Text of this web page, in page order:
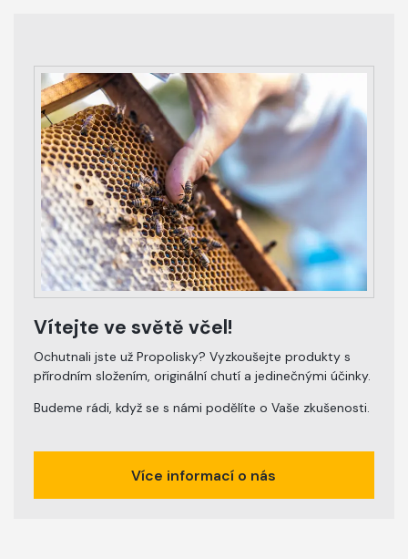
Vítejte ve světě včel!
Ochutnali jste už Propolisky? Vyzkoušejte produkty s
přírodním složením, originální chutí a jedinečnými účinky.
Budeme rádi, když se s námi podělíte o Vaše zkušenosti.
Více informací o nás